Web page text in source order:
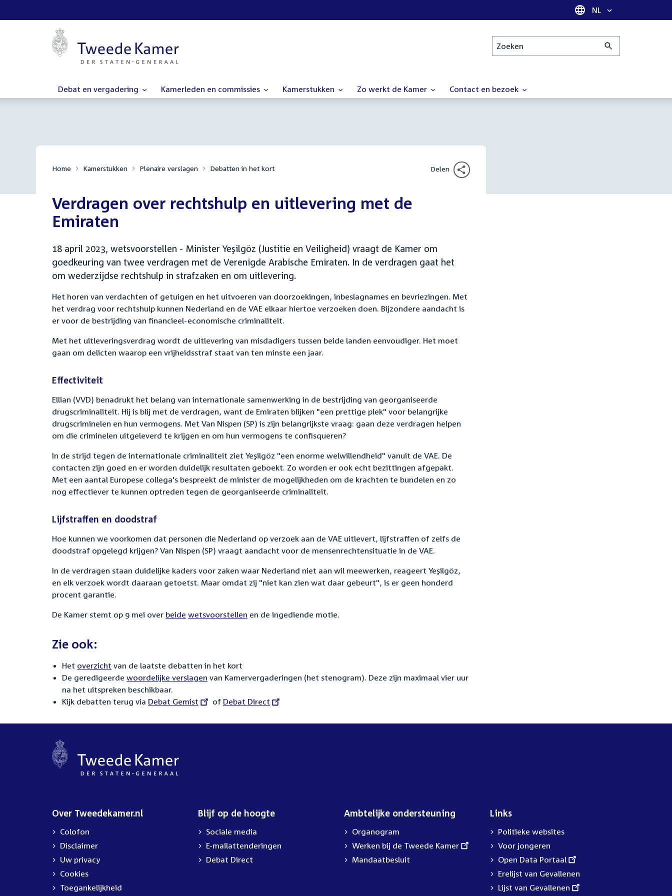
Taal selectie
NL
Zoeken
Debat en vergadering Kamerleden en commissies Kamerstukken Zo werkt de Kamer Contact en bezoek
Home Kamerstukken Plenaire verslagen Debatten in het kort Delen
Verdragen over rechtshulp en uitlevering met de
Emiraten
18 april 2023, wetsvoorstellen - Minister Yeşilgöz (Justitie en Veiligheid) vraagt de Kamer om
goedkeuring van twee verdragen met de Verenigde Arabische Emiraten. In de verdragen gaat het
om wederzijdse rechtshulp in strafzaken en om uitlevering.
Het horen van verdachten of getuigen en het uitvoeren van doorzoekingen, inbeslagnames en bevriezingen. Met
het verdrag voor rechtshulp kunnen Nederland en de VAE elkaar hiertoe verzoeken doen. Bijzondere aandacht is
er voor de bestrijding van financieel-economische criminaliteit.
Met het uitleveringsverdrag wordt de uitlevering van misdadigers tussen beide landen eenvoudiger. Het moet
gaan om delicten waarop een vrijheidsstraf staat van ten minste een jaar.
Effectiviteit
Ellian (VVD) benadrukt het belang van internationale samenwerking in de bestrijding van georganiseerde
drugscriminaliteit. Hij is blij met de verdragen, want de Emiraten blijken "een prettige plek" voor belangrijke
drugscriminelen en hun vermogens. Met Van Nispen (SP) is zijn belangrijkste vraag: gaan deze verdragen helpen
om die criminelen uitgeleverd te krijgen en om hun vermogens te confisqueren?
In de strijd tegen de internationale criminaliteit ziet Yeşilgöz "een enorme welwillendheid" vanuit de VAE. De
contacten zijn goed en er worden duidelijk resultaten geboekt. Zo worden er ook echt bezittingen afgepakt.
Met een aantal Europese collega's bespreekt de minister de mogelijkheden om de krachten te bundelen en zo
nog effectiever te kunnen optreden tegen de georganiseerde criminaliteit.
Lijfstraffen en doodstraf
Hoe kunnen we voorkomen dat personen die Nederland op verzoek aan de VAE uitlevert, lijfstraffen of zelfs de
doodstraf opgelegd krijgen? Van Nispen (SP) vraagt aandacht voor de mensenrechtensituatie in de VAE.
In de verdragen staan duidelijke kaders voor zaken waar Nederland niet aan wil meewerken, reageert Yeşilgöz,
en elk verzoek wordt daaraan getoetst. Maar omdat zij "niet kan zien wat daar gebeurt", is er geen honderd
procent garantie.
De Kamer stemt op 9 mei over beide wetsvoorstellen en de ingediende motie.
Zie ook:
Het overzicht van de laatste debatten in het kort
De geredigeerde woordelijke verslagen van Kamervergaderingen (het stenogram). Deze zijn maximaal vier uur
na het uitspreken beschikbaar.
Kijk debatten terug via External
Debat Gemist of External
Debat Direct
Over Tweedekamer.nl
Colofon
Disclaimer
Uw privacy
Cookies
Toegankelijkheid
Blijf op de hoogte
Sociale media
E-mailattenderingen
Debat Direct
Ambtelijke ondersteuning
Organogram
External
link:
Werken bij de Tweede Kamer
Mandaatbesluit
Links
Politieke websites
Voor jongeren
External
link:
Open Data Portaal
Erelijst van Gevallenen
External
Lijst van Gevallenen